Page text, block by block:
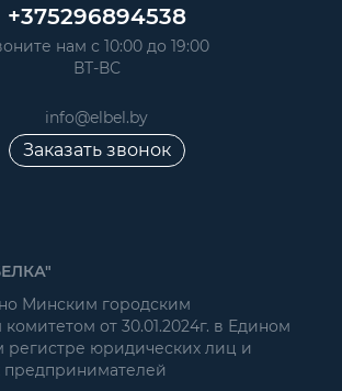
+375296894538
нам с 10:00 до 19:00
ВТ-ВС
info@elbel.by
Заказать звонок
Минским городским
от 30.01.2024г. в Едином
регистре юридических лиц и